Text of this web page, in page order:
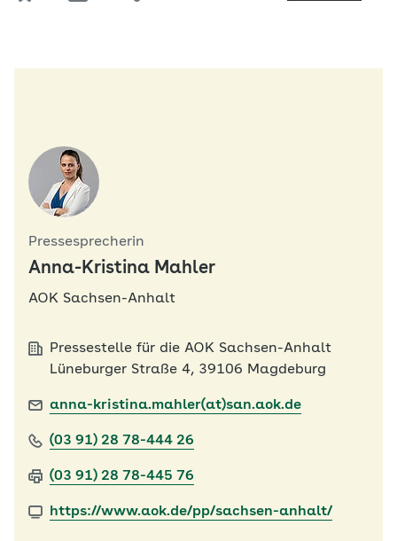
Pressesprecherin
Anna-Kristina Mahler
AOK Sachsen-Anhalt
Pressestelle für die AOK Sachsen-Anhalt
Lüneburger Straße 4, 39106 Magdeburg
anna-kristina.mahler(at)san.aok.de
(03 91) 28 78-444 26
(03 91) 28 78-445 76
https://www.aok.de/pp/sachsen-anhalt/